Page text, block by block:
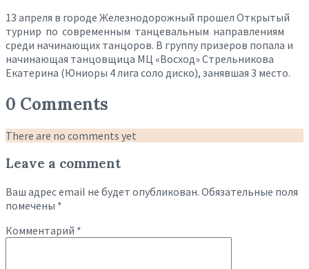
13 апреля в городе Железнодорожный прошел Открытый
турнир по современным танцевальным направлениям
среди начинающих танцоров. В группу призеров попала и
начинающая танцовщица МЦ «Восход»Стрельникова
Екатерина (Юниоры 4 лига соло диско), занявшая 3 место.
0 Comments
There are no comments yet
Leave a comment
Ваш адрес email не будет опубликован. Обязательные поля
помечены *
Комментарий *